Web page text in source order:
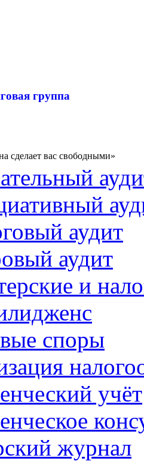
группа
сделает вас свободными»
аудит
аудит
и
споры
учёт
журнал